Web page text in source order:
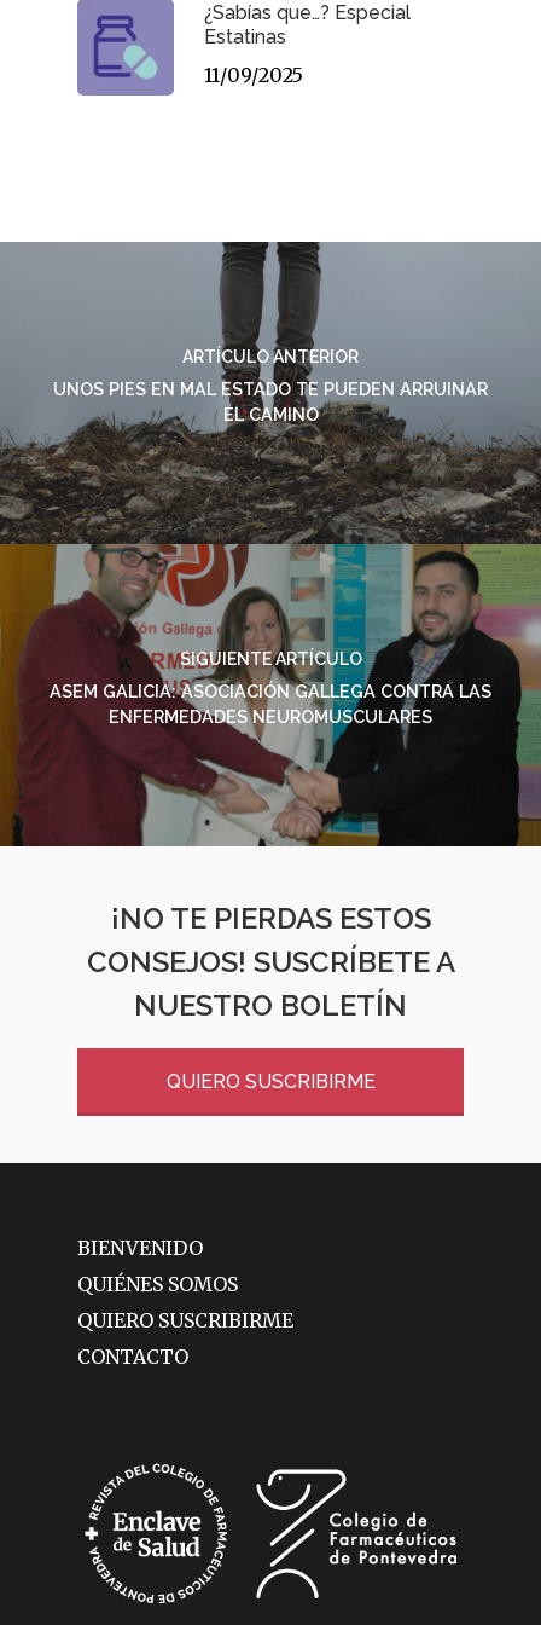
¿Sabías que…? Especial
Estatinas
11/09/2025
ARTÍCULO ANTERIOR
UNOS PIES EN MAL ESTADO TE PUEDEN ARRUINAR
EL CAMINO
SIGUIENTE ARTÍCULO
ASEM GALICIA: ASOCIACIÓN GALLEGA CONTRA LAS
ENFERMEDADES NEUROMUSCULARES
¡NO TE PIERDAS ESTOS
CONSEJOS! SUSCRÍBETE A
NUESTRO BOLETÍN
QUIERO SUSCRIBIRME
BIENVENIDO
QUIÉNES SOMOS
QUIERO SUSCRIBIRME
CONTACTO